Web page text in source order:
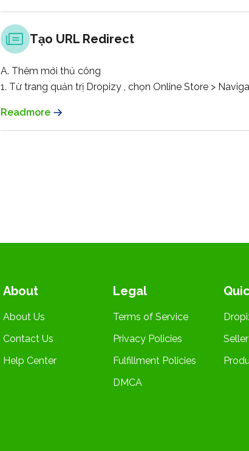
Tạo URL Redirect
A. Thêm mới thủ công
1. Từ trang quản trị Dropizy , chọn Online Store >
Readmore
About
About Us
Contact Us
Help Center
Legal
Terms of Service
Privacy Policies
Fulfillment Policies
DMCA